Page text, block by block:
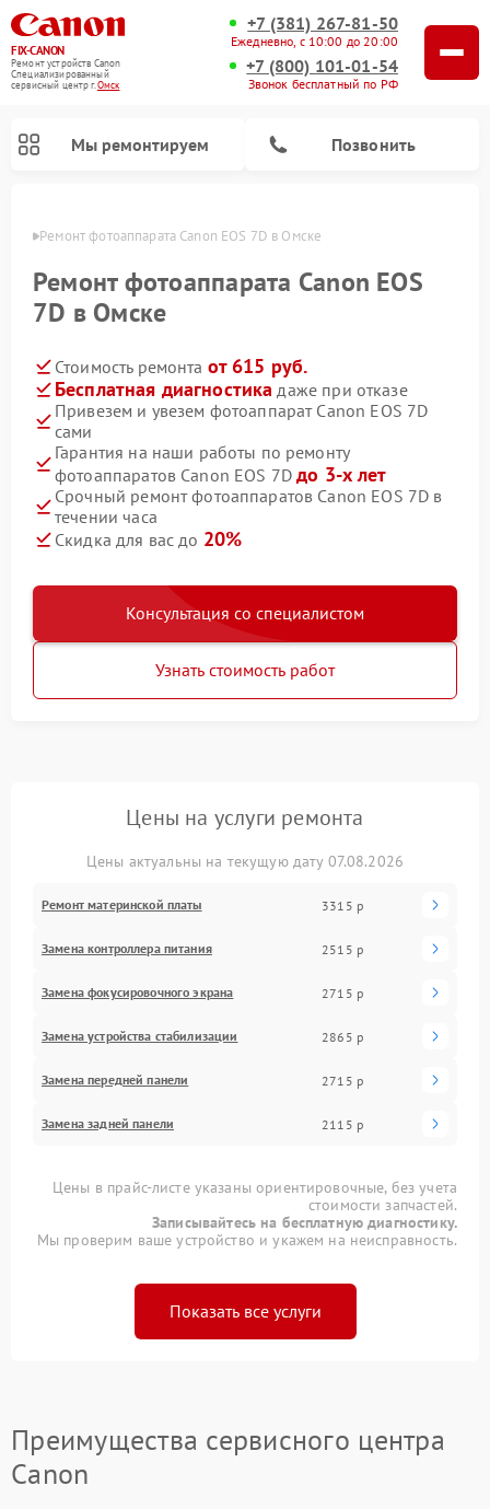
FIX-CANON
Ремонт устройств Canon
Специализированный
cервисный центр г.Омск
+7 (381) 267-81-50
Ежедневно, с 10:00 до 20:00
+7 (800) 101-01-54
Звонок бесплатный по РФ
Мы ремонтируем Позвонить
Ремонт фотоаппарата Canon EOS 7D в Омске
Ремонт фотоаппарата Canon EOS
7D в Омске
Стоимость ремонта от 615 руб.
Бесплатная диагностика даже при отказе
Привезем и увезем фотоаппарат Canon EOS 7D
сами
Гарантия на наши работы по ремонту
фотоаппаратов Canon EOS 7Dдо 3-х лет
Срочный ремонт фотоаппаратов Canon EOS 7D в
течении часа
Скидка для вас до 20%
Консультация со специалистом
Узнать стоимость работ
Цены на услуги ремонта
Цены актуальны на текущую дату 07.08.2026
Ремонт материнской платы 3315 р
Замена контроллера питания 2515 р
Замена фокусировочного экрана 2715 р
Замена устройства стабилизации 2865 р
Замена передней панели 2715 р
Замена задней панели 2115 р
Цены в прайс-листе указаны ориентировочные, без учета
стоимости запчастей.
Записывайтесь на бесплатную диагностику.
Мы проверим ваше устройство и укажем на неисправность.
Показать все услуги
Преимущества сервисного центра
Canon